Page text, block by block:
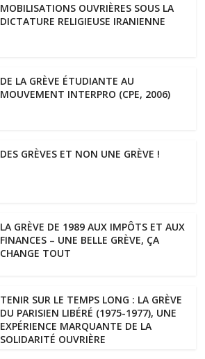
MOBILISATIONS OUVRIÈRES SOUS LA
DICTATURE RELIGIEUSE IRANIENNE
DE LA GRÈVE ÉTUDIANTE AU
MOUVEMENT INTERPRO (CPE, 2006)
DES GRÈVES ET NON UNE GRÈVE !
LA GRÈVE DE 1989 AUX IMPÔTS ET AUX
FINANCES – UNE BELLE GRÈVE, ÇA
CHANGE TOUT
TENIR SUR LE TEMPS LONG : LA GRÈVE
DU PARISIEN LIBÉRÉ (1975-1977), UNE
EXPÉRIENCE MARQUANTE DE LA
SOLIDARITÉ OUVRIÈRE